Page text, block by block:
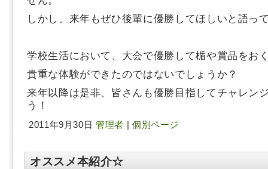
しかし、来年もぜひ後輩に優勝してほしいと語っ
学校生活において、大会で優勝して楯や賞品をお
貴重な体験ができたのではないでしょうか？
来年以降は是非、皆さんも優勝目指してチャレン
う！
2011年9月30日管理者 個別ページ
オススメ本紹介☆